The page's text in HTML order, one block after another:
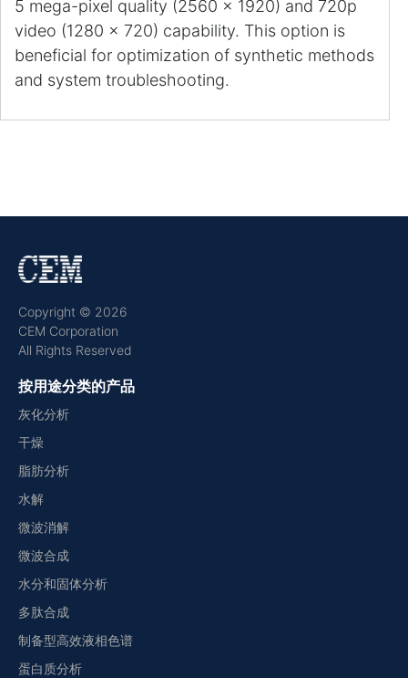
5 mega-pixel quality (2560 x 1920) and 720p
video (1280 x 720) capability. This option is
beneficial for optimization of synthetic methods
and system troubleshooting.
Copyright © 2026
CEM Corporation
All Rights Reserved
按用途分类的产品
灰化分析
干燥
脂肪分析
水解
微波消解
微波合成
水分和固体分析
多肽合成
制备型高效液相色谱
蛋白质分析